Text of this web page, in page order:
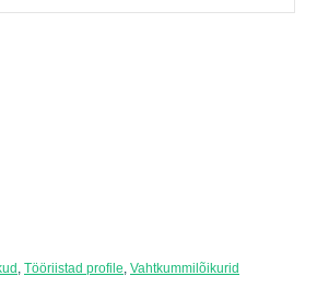
Tööriistad profile Vahtkummilõikurid